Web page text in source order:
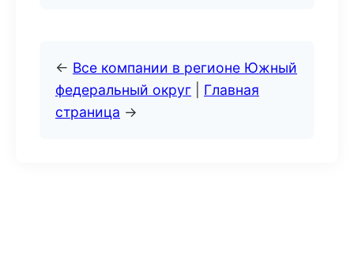
← Все компании в регионе Южный
федеральный округ
Главная
страница →